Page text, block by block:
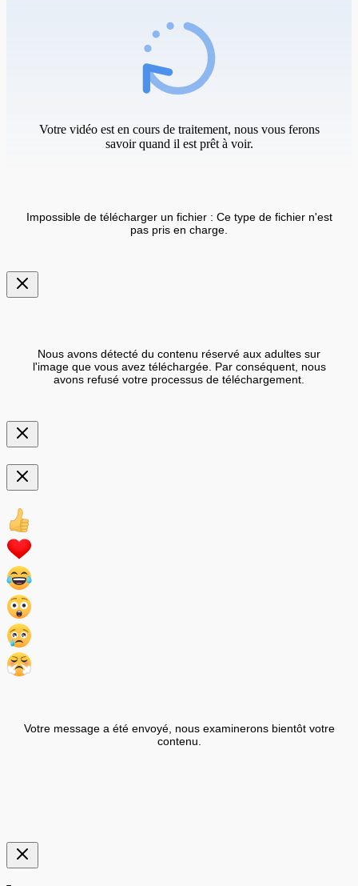
Votre vidéo est en cours de traitement, nous vous ferons
savoir quand il est prêt à voir.
Impossible de télécharger un fichier : Ce type de fichier n'est
pas pris en charge.
Nous avons détecté du contenu réservé aux adultes sur
l'image que vous avez téléchargée. Par conséquent, nous
avons refusé votre processus de téléchargement.
Votre message a été envoyé, nous examinerons bientôt votre
contenu.